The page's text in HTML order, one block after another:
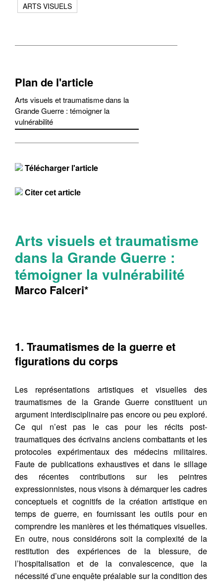
ARTS VISUELS
Plan de l'article
Arts visuels et traumatisme dans la
Grande Guerre : témoigner la
vulnérabilité
Télécharger l'article
Citer cet article
Arts visuels et traumatisme
dans la Grande Guerre :
témoigner la vulnérabilité
Marco Falceri*
1. Traumatismes de la guerre et
figurations du corps
Les représentations artistiques et visuelles des
traumatismes de la Grande Guerre constituent un
argument interdisciplinaire pas encore ou peu exploré.
Ce qui n’est pas le cas pour les récits post-
traumatiques des écrivains anciens combattants et les
protocoles expérimentaux des médecins militaires.
Faute de publications exhaustives et dans le sillage
des récentes contributions sur les peintres
expressionnistes, nous visons à démarquer les cadres
conceptuels et cognitifs de la création artistique en
temps de guerre, en fournissant les outils pour en
comprendre les manières et les thématiques visuelles.
En outre, nous considérons soit la complexité de la
restitution des expériences de la blessure, de
l’hospitalisation et de la convalescence, que la
nécessité d’une enquête préalable sur la condition des